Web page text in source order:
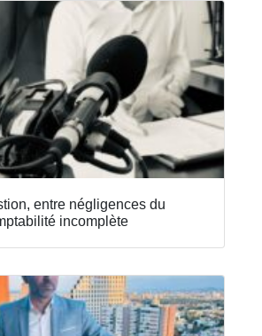
entre négligences du
incomplète